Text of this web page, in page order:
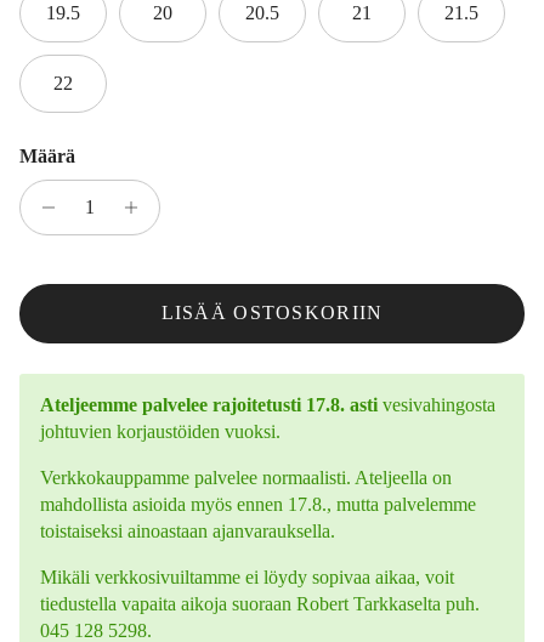
19.5 20 20.5 21 21.5
22
Määrä
LISÄÄ OSTOSKORIIN
Ateljeemme palvelee rajoitetusti 17.8. asti vesivahingosta
johtuvien korjaustöiden vuoksi.
Verkkokauppamme palvelee normaalisti. Ateljeella on
mahdollista asioida myös ennen 17.8., mutta palvelemme
toistaiseksi ainoastaan ajanvarauksella.
Mikäli verkkosivuiltamme ei löydy sopivaa aikaa, voit
tiedustella vapaita aikoja suoraan Robert Tarkkaselta puh.
045 128 5298.